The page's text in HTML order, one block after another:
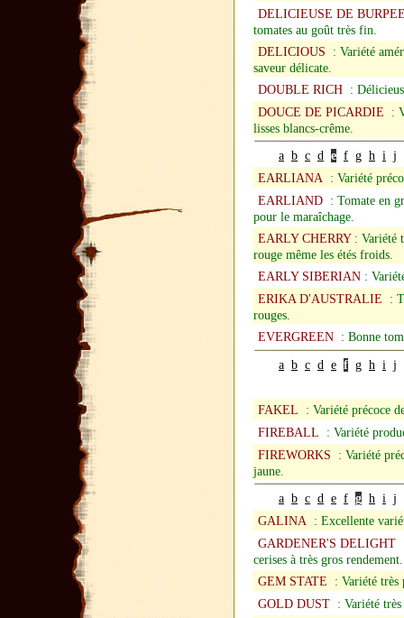
DELICIEUSE DE
tomates au goût très fin.
DELICIOUS : Variété
saveur délicate.
DOUBLE RICH :
DOUCE DE PICARDIE :
lisses blancs-crême.
a b c d e f g h i j
EARLIANA : Variété
EARLIAND : Tomate en
pour le maraîchage.
EARLY CHERRY: Variété
rouge même les étés froids.
EARLY SIBERIAN :
ERIKA D'AUSTRALIE :
rouges.
EVERGREEN : Bonne
a b c d e f g h i j
FAKEL : Variété précoce
FIREBALL : Variété
FIREWORKS : Variété
jaune.
a b c d e f g h i j
GALINA : Excellente
GARDENER'S DELIGHT
cerises à très gros rendement.
GEM STATE : Variété très
GOLD DUST : Variété